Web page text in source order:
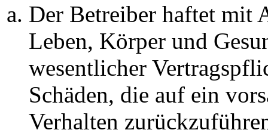
Der Betreiber haftet mit
Leben, Körper und
wesentlicher
Schäden, die auf ein
Verhalten